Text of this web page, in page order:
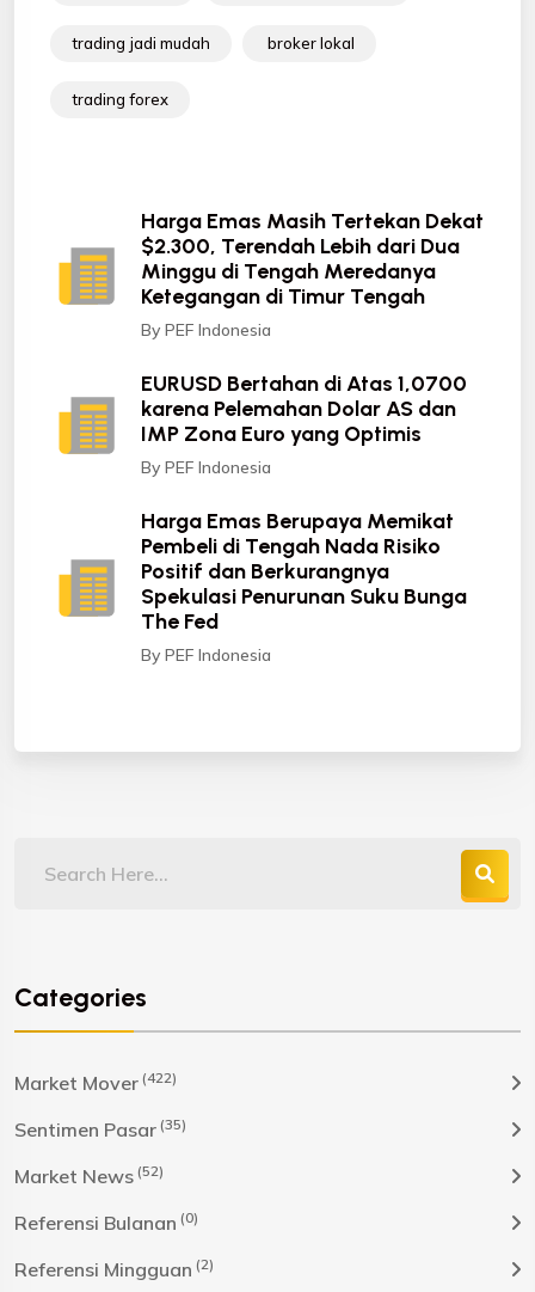
trading jadi mudah broker lokal
trading forex
Harga Emas Masih Tertekan Dekat
$2.300, Terendah Lebih dari Dua
Minggu di Tengah Meredanya
Ketegangan di Timur Tengah
By PEF Indonesia
EURUSD Bertahan di Atas 1,0700
karena Pelemahan Dolar AS dan
IMP Zona Euro yang Optimis
By PEF Indonesia
Harga Emas Berupaya Memikat
Pembeli di Tengah Nada Risiko
Positif dan Berkurangnya
Spekulasi Penurunan Suku Bunga
The Fed
By PEF Indonesia
Categories
Market Mover (422)
Sentimen Pasar (35)
Market News (52)
Referensi Bulanan (0)
Referensi Mingguan (2)